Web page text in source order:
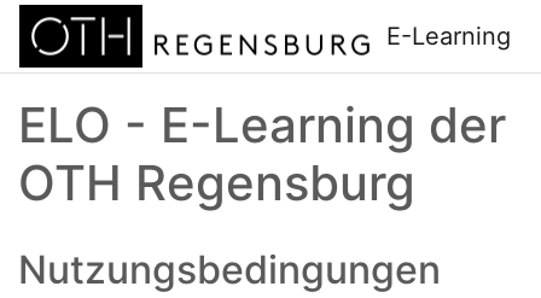
Zum Hauptinhalt
E-Learning
ELO - E-Learning der
OTH Regensburg
Nutzungsbedingungen